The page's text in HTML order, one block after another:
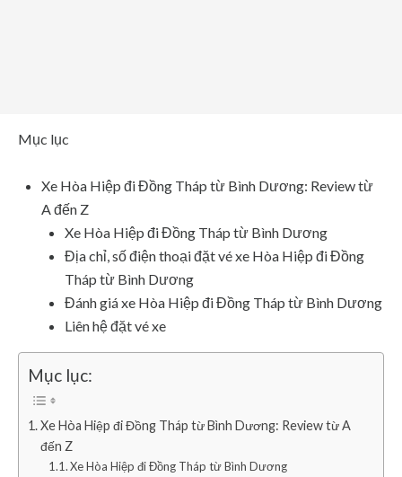
Mục lục
Xe Hòa Hiệp đi Đồng Tháp từ Bình Dương: Review từ
A đến Z
Xe Hòa Hiệp đi Đồng Tháp từ Bình Dương
Địa chỉ, số điện thoại đặt vé xe Hòa Hiệp đi Đồng
Tháp từ Bình Dương
Đánh giá xe Hòa Hiệp đi Đồng Tháp từ Bình Dương
Liên hệ đặt vé xe
Mục lục:
Xe Hòa Hiệp đi Đồng Tháp từ Bình Dương: Review từ A
đến Z
Xe Hòa Hiệp đi Đồng Tháp từ Bình Dương